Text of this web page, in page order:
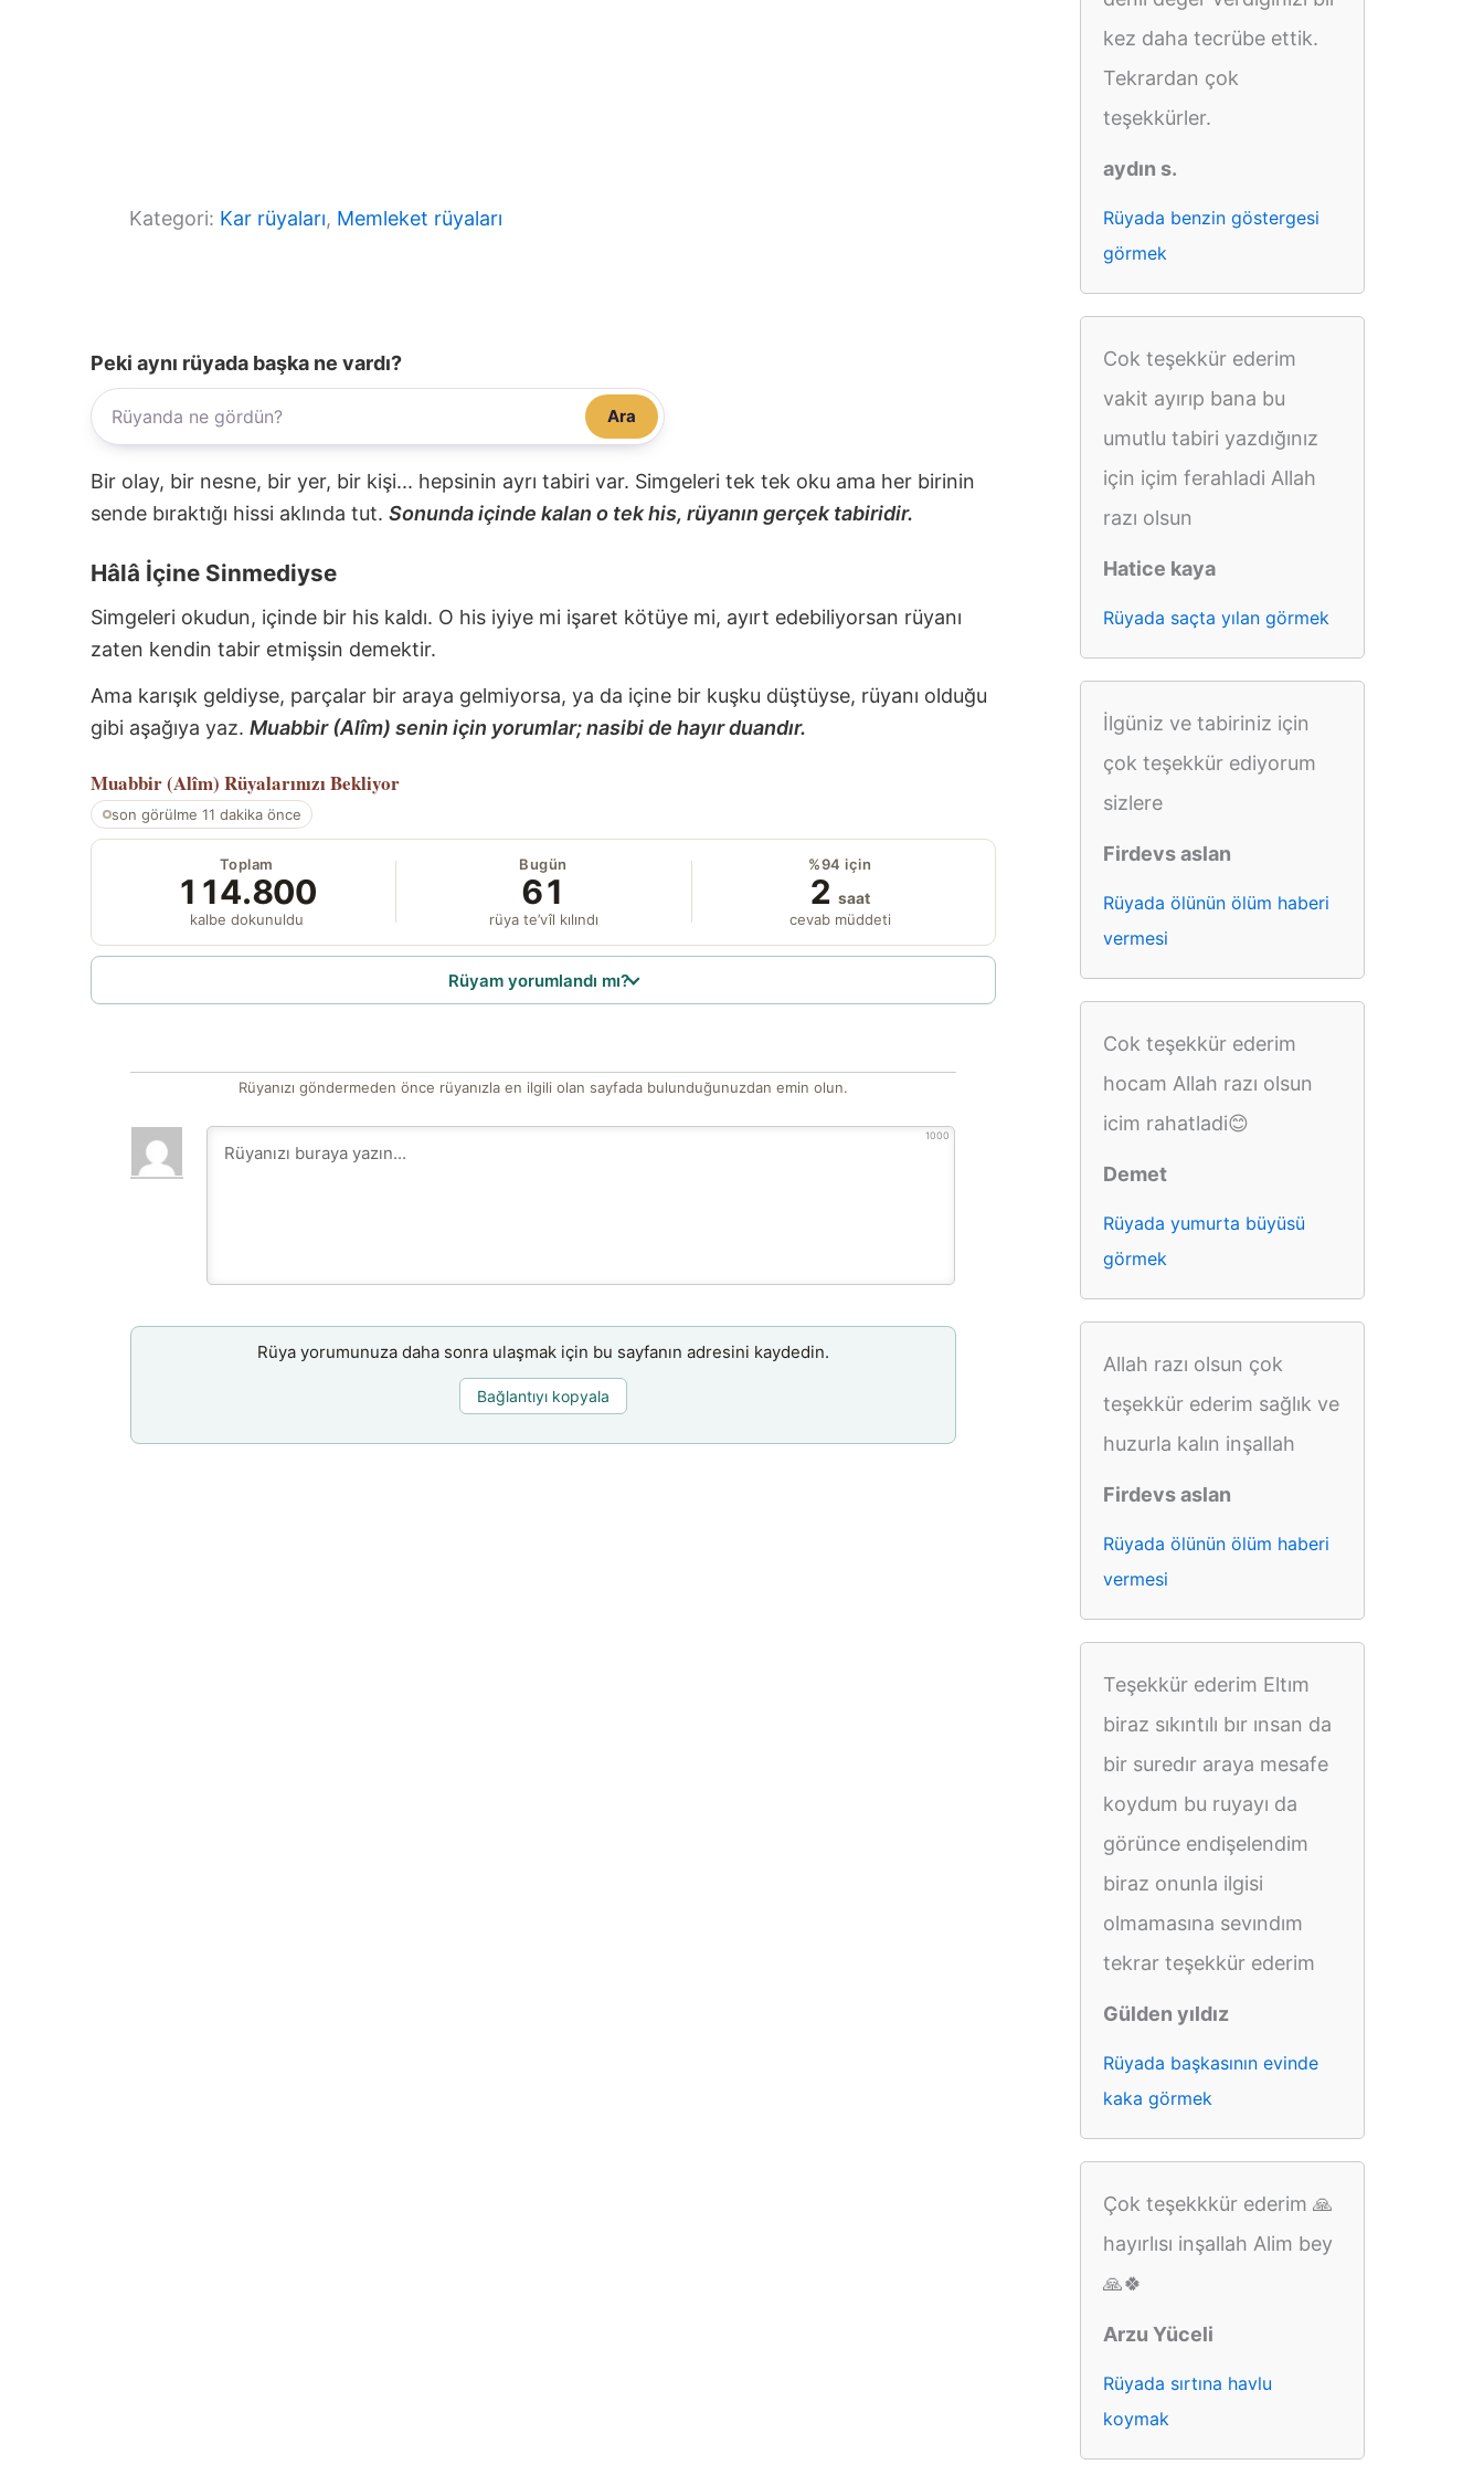
Kategori: Kar rüyaları, Memleket rüyaları
Peki aynı rüyada başka ne vardı?
Ara
Bir olay, bir nesne, bir yer, bir kişi... hepsinin ayrı tabiri var. Simgeleri tek tek oku ama her birinin
sende bıraktığı hissi aklında tut. Sonunda içinde kalan o tek his, rüyanın gerçek tabiridir.
Hâlâ İçine Sinmediyse
Simgeleri okudun, içinde bir his kaldı. O his iyiye mi işaret kötüye mi, ayırt edebiliyorsan rüyanı
zaten kendin tabir etmişsin demektir.
Ama karışık geldiyse, parçalar bir araya gelmiyorsa, ya da içine bir kuşku düştüyse, rüyanı olduğu
gibi aşağıya yaz. Muabbir (Alîm) senin için yorumlar; nasibi de hayır duandır.
Muabbir (Alîm) Rüyalarınızı Bekliyor
son görülme 11 dakika önce
Toplam
114.800
kalbe dokunuldu
Bugün
61
rüya te’vîl kılındı
%94 için
2 saat
cevab müddeti
Rüyam yorumlandı mı?
Rüyanızı göndermeden önce rüyanızla en ilgili olan sayfada bulunduğunuzdan emin olun.
1000
Rüya yorumunuza daha sonra ulaşmak için bu sayfanın adresini kaydedin.
Bağlantıyı kopyala
kez daha tecrübe ettik.
Tekrardan çok
teşekkürler.
aydın s.
Rüyada benzin göstergesi
görmek
Cok teşekkür ederim
vakit ayırıp bana bu
umutlu tabiri yazdığınız
için içim ferahladi Allah
razı olsun
Hatice kaya
Rüyada saçta yılan görmek
İlgüniz ve tabiriniz için
çok teşekkür ediyorum
sizlere
Firdevs aslan
Rüyada ölünün ölüm haberi
vermesi
Cok teşekkür ederim
hocam Allah razı olsun
icim rahatladi😊
Demet
Rüyada yumurta büyüsü
görmek
Allah razı olsun çok
teşekkür ederim sağlık ve
huzurla kalın inşallah
Firdevs aslan
Rüyada ölünün ölüm haberi
vermesi
Teşekkür ederim Eltım
biraz sıkıntılı bır ınsan da
bir suredır araya mesafe
koydum bu ruyayı da
görünce endişelendim
biraz onunla ilgisi
olmamasına sevındım
tekrar teşekkür ederim
Gülden yıldız
Rüyada başkasının evinde
kaka görmek
Çok teşekkkür ederim 🙏
hayırlısı inşallah Alim bey
🙏🍀
Arzu Yüceli
Rüyada sırtına havlu
koymak